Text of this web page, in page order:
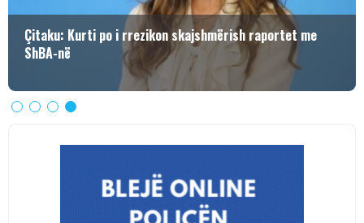
Çitaku: Kurti po i rrezikon skajshmërish raportet me
ShBA-në